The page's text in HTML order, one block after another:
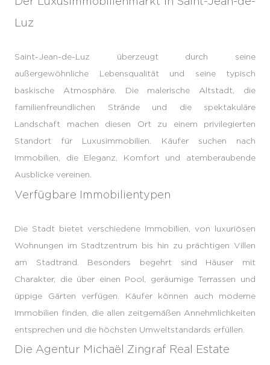
Luz
Saint-Jean-de-Luz überzeugt durch seine
außergewöhnliche Lebensqualität und seine typisch
baskische Atmosphäre. Die malerische Altstadt, die
familienfreundlichen Strände und die spektakuläre
Landschaft machen diesen Ort zu einem privilegierten
Standort für Luxusimmobilien. Käufer suchen nach
Immobilien, die Eleganz, Komfort und atemberaubende
Ausblicke vereinen.
Verfügbare Immobilientypen
Die Stadt bietet verschiedene Immobilien, von luxuriösen
Wohnungen im Stadtzentrum bis hin zu prächtigen Villen
am Stadtrand. Besonders begehrt sind Häuser mit
Charakter, die über einen Pool, geräumige Terrassen und
üppige Gärten verfügen. Käufer können auch moderne
Immobilien finden, die allen zeitgemäßen Annehmlichkeiten
entsprechen und die höchsten Umweltstandards erfüllen.
Die Agentur Michaël Zingraf Real Estate